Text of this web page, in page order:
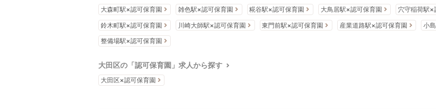
大森町駅×認可保育園 雑色駅×認可保育園 糀谷駅×認可保育園 大鳥居駅×認可保育園 穴守稲荷駅×
鈴木町駅×認可保育園 川崎大師駅×認可保育園 東門前駅×認可保育園 産業道路駅×認可保育園 小
整備場駅×認可保育園
大田区の「認可保育園」求人から探す
大田区×認可保育園